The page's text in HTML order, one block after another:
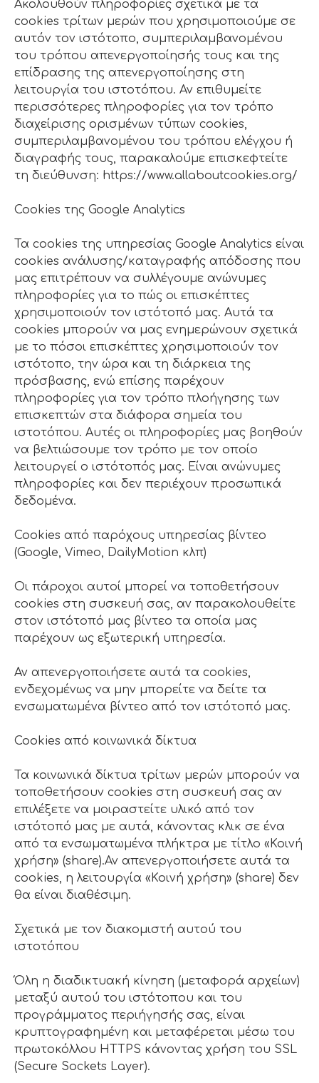
Ακολουθούν πληροφορίες σχετικά με τα
cookies τρίτων μερών που χρησιμοποιούμε σε
αυτόν τον ιστότοπο, συμπεριλαμβανομένου
του τρόπου απενεργοποίησής τους και της
επίδρασης της απενεργοποίησης στη
λειτουργία του ιστοτόπου. Αν επιθυμείτε
περισσότερες πληροφορίες για τον τρόπο
διαχείρισης ορισμένων τύπων cookies,
συμπεριλαμβανομένου του τρόπου ελέγχου ή
διαγραφής τους, παρακαλούμε επισκεφτείτε
τη διεύθυνση: https://www.allaboutcookies.org/
Cookies της Google Analytics
Τα cookies της υπηρεσίας Google Analytics είναι
cookies ανάλυσης/καταγραφής απόδοσης που
μας επιτρέπουν να συλλέγουμε ανώνυμες
πληροφορίες για το πώς οι επισκέπτες
χρησιμοποιούν τον ιστότοπό μας. Αυτά τα
cookies μπορούν να μας ενημερώνουν σχετικά
με το πόσοι επισκέπτες χρησιμοποιούν τον
ιστότοπο, την ώρα και τη διάρκεια της
πρόσβασης, ενώ επίσης παρέχουν
πληροφορίες για τον τρόπο πλοήγησης των
επισκεπτών στα διάφορα σημεία του
ιστοτόπου. Αυτές οι πληροφορίες μας βοηθούν
να βελτιώσουμε τον τρόπο με τον οποίο
λειτουργεί ο ιστότοπός μας. Είναι ανώνυμες
πληροφορίες και δεν περιέχουν προσωπικά
δεδομένα.
Cookies από παρόχους υπηρεσίας βίντεο
(Google, Vimeo, DailyMotion κλπ)
Οι πάροχοι αυτοί μπορεί να τοποθετήσουν
cookies στη συσκευή σας, αν παρακολουθείτε
στον ιστότοπό μας βίντεο τα οποία μας
παρέχουν ως εξωτερική υπηρεσία.
Αν απενεργοποιήσετε αυτά τα cookies,
ενδεχομένως να μην μπορείτε να δείτε τα
ενσωματωμένα βίντεο από τον ιστότοπό μας.
Cookies από κοινωνικά δίκτυα
Τα κοινωνικά δίκτυα τρίτων μερών μπορούν να
τοποθετήσουν cookies στη συσκευή σας αν
επιλέξετε να μοιραστείτε υλικό από τον
ιστότοπό μας με αυτά, κάνοντας κλικ σε ένα
από τα ενσωματωμένα πλήκτρα με τίτλο «Κοινή
χρήση» (share).Αν απενεργοποιήσετε αυτά τα
cookies, η λειτουργία «Κοινή χρήση» (share) δεν
θα είναι διαθέσιμη.
Σχετικά με τον διακομιστή αυτού του
ιστοτόπου
Όλη η διαδικτυακή κίνηση (μεταφορά αρχείων)
μεταξύ αυτού του ιστότοπου και του
προγράμματος περιήγησής σας, είναι
κρυπτογραφημένη και μεταφέρεται μέσω του
πρωτοκόλλου HTTPS κάνοντας χρήση του SSL
(Secure Sockets Layer).